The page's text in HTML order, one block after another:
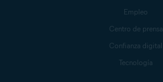
Empleo
Centro de prensa
Confianza digital
Tecnología